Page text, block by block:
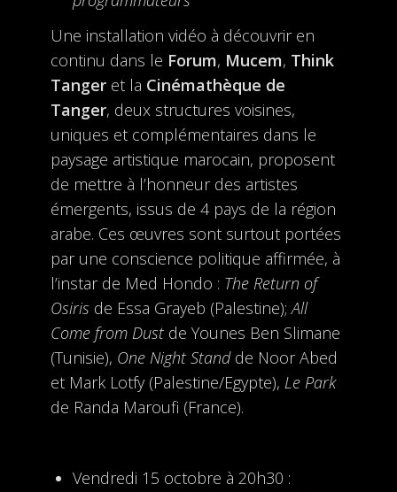
Une installation vidéo à découvrir en
continu dans le Forum, Mucem, Think
Tangeret la Cinémathèque de
Tanger, deux structures voisines,
uniques et complémentaires dans le
paysage artistique marocain, proposent
de mettre à l’honneur des artistes
émergents, issus de 4 pays de la région
arabe. Ces œuvres sont surtout portées
par une conscience politique affirmée, à
l’instar de Med Hondo : The Return of
Osiris de Essa Grayeb (Palestine);All
Come from Dustde Younes Ben Slimane
(Tunisie), One Night Standde Noor Abed
et Mark Lotfy (Palestine/Egypte), Le Park
de Randa Maroufi (France).
Vendredi 15 octobre à 20h30 :